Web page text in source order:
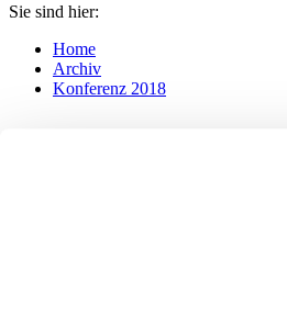
Sie sind hier:
Home
Archiv
Konferenz 2018